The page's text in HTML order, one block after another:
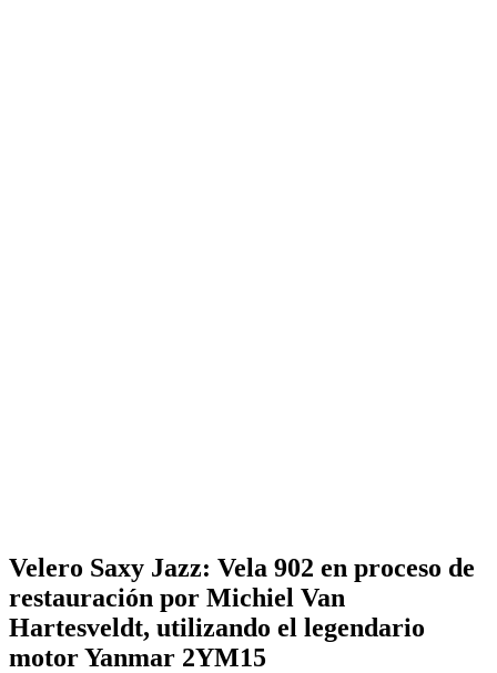
Velero Saxy Jazz: Vela 902 en proceso de
restauración por Michiel Van
Hartesveldt, utilizando el legendario
motor Yanmar 2YM15